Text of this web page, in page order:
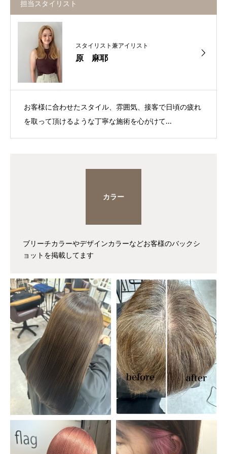
担当スタイリスト
スタイリスト兼アイリスト
原 麻耶
お客様に合わせたスタイル、雰囲気、接客で日頃の疲れ
を取って頂けるような丁寧な施術を心がけて...
カラー
ブリーチカラーやデザインカラーなどお客様のバックシ
ョットを掲載してます